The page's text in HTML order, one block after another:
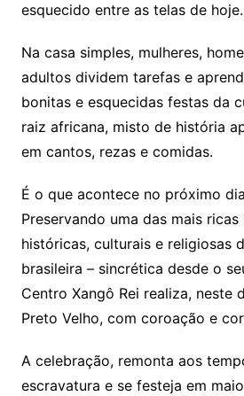
esquecido entre as telas de hoje.
Na casa simples, mulheres,
adultos dividem tarefas e
bonitas e esquecidas festas da
raiz africana, misto de história
em cantos, rezas e comidas.
É o que acontece no próximo
Preservando uma das mais
históricas, culturais e religiosas
brasileira – sincrética desde o
Centro Xangô Rei realiza, neste
Preto Velho, com coroação e
A celebração, remonta aos
escravatura e se festeja em